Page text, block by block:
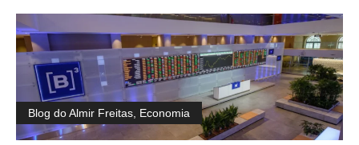
Blog do Almir Freitas Economia